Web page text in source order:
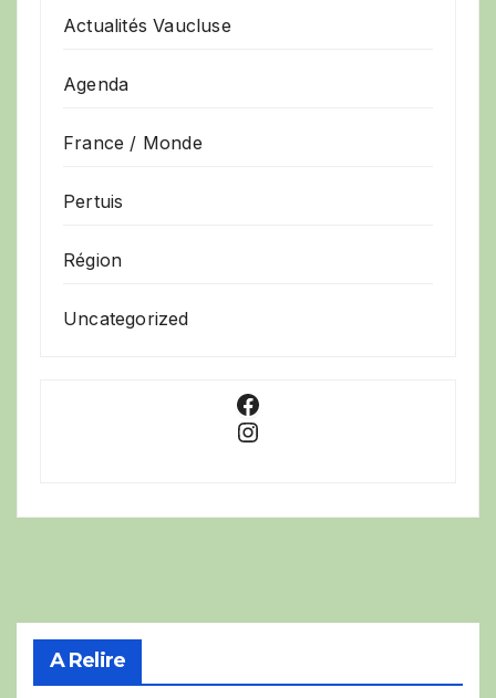
Actualités Vaucluse
Agenda
France / Monde
Pertuis
Région
Uncategorized
Facebook
Instagram
A Relire